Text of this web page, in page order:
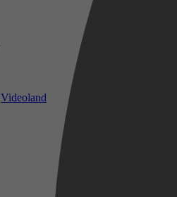
Videoland